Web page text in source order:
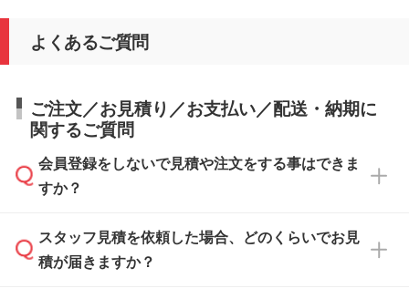
よくあるご質問
ご注文／お見積り／お支払い／配送・納期に
関するご質問
会員登録をしないで見積や注文をする事はできま
すか？
可能です。見積・注文フォームにて『ゲストの
まま進む』ボタンからお進みのうえ、ご依頼く
スタッフ見積を依頼した場合、どのくらいでお見
積が届きますか？